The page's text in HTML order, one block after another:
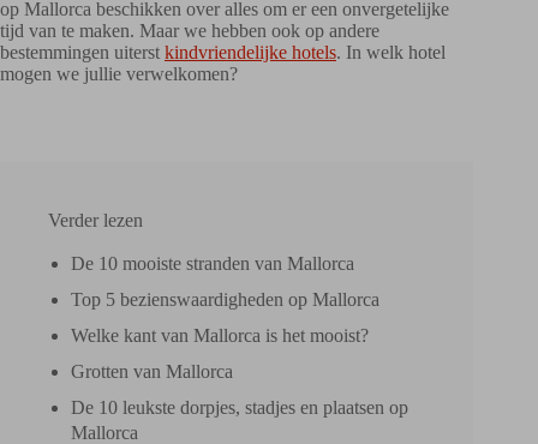
op Mallorca beschikken over alles om er een onvergetelijke
tijd van te maken. Maar we hebben ook op andere
bestemmingen uiterst kindvriendelijke hotels. In welk hotel
mogen we jullie verwelkomen?
Verder lezen
De 10 mooiste stranden van Mallorca
Top 5 bezienswaardigheden op Mallorca
Welke kant van Mallorca is het mooist?
Grotten van Mallorca
De 10 leukste dorpjes, stadjes en plaatsen op
Mallorca